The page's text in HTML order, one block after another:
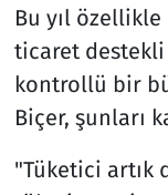
Bu yıl
ticaret destekli
kontrollü bir
Biçer, şunları
"Tüketici artık